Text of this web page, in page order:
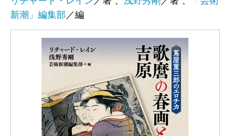
新潮」編集部 ／編